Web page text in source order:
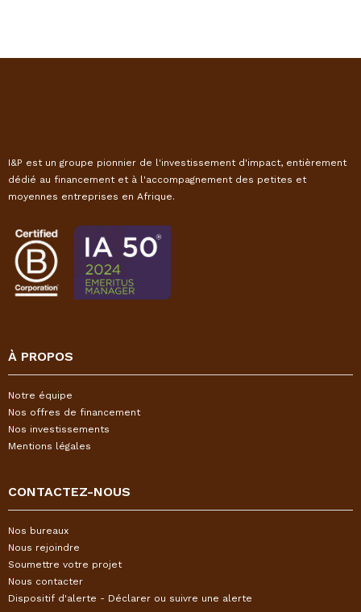
I&P est un groupe pionnier de l'investissement d'impact, entièrement
dédié au financement et à l'accompagnement des petites et
moyennes entreprises en Afrique.
À PROPOS
Notre équipe
Nos offres de financement
Nos investissements
Mentions légales
CONTACTEZ-NOUS
Nos bureaux
Nous rejoindre
Soumettre votre projet
Nous contacter
Dispositif d'alerte - Déclarer ou suivre une alerte